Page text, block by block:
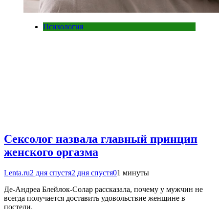
Психология
Сексолог назвала главный принцип
женского оргазма
Lenta.ru2 дня спустя2 дня спустя01 минуты
Де-Андреа Блейлок-Солар рассказала, почему у мужчин не
всегда получается доставить удовольствие женщине в
постели.